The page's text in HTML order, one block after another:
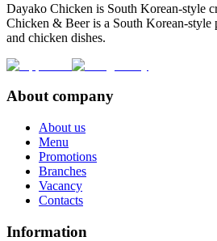
Dayako Chicken is South Korean-style
Chicken & Beer is a South Korean-style
and chicken dishes.
About company
About us
Menu
Promotions
Branches
Vacancy
Contacts
Information